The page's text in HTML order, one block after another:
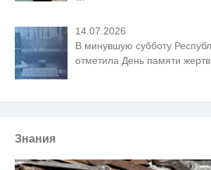
14.07.2026
В минувшую субботу
отметила День памяти
Знания